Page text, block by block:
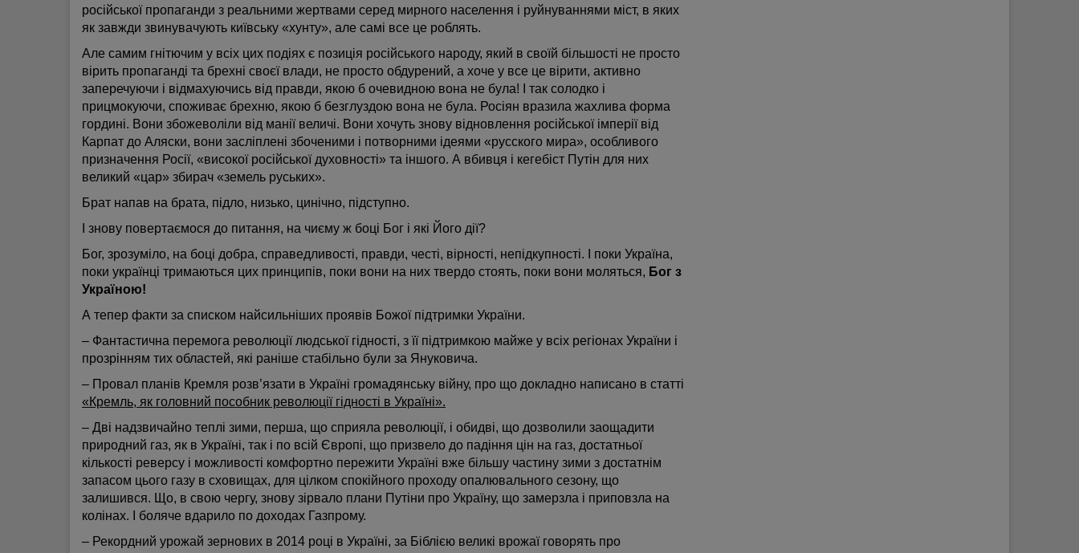
російської пропаганди з реальними жертвами серед мирного населення і руйнуваннями міст, в яких
як завжди звинувачують київську «хунту», але самі все це роблять.
Але самим гнітючим у всіх цих подіях є позиція російського народу, який в своїй більшості не просто
вірить пропаганді та брехні своєї влади, не просто обдурений, а хоче у все це вірити, активно
заперечуючи і відмахуючись від правди, якою б очевидною вона не була! І так солодко і
прицмокуючи, споживає брехню, якою б безглуздою вона не була. Росіян вразила жахлива форма
гордині. Вони збожеволіли від манії величі. Вони хочуть знову відновлення російської імперії від
Карпат до Аляски, вони засліплені збоченими і потворними ідеями «русского мира», особливого
призначення Росії, «високої російської духовності» та іншого. А вбивця і кегебіст Путін для них
великий «цар» збирач «земель руських».
Брат напав на брата, підло, низько, цинічно, підступно.
І знову повертаємося до питання, на чиєму ж боці Бог і які Його дії?
Бог, зрозуміло, на боці добра, справедливості, правди, честі, вірності, непідкупності. І поки Україна,
поки українці тримаються цих принципів, поки вони на них твердо стоять, поки вони моляться, Бог з
Україною!
А тепер факти за списком найсильніших проявів Божої підтримки України.
– Фантастична перемога революції людської гідності, з її підтримкою майже у всіх регіонах України і
прозрінням тих областей, які раніше стабільно були за Януковича.
– Провал планів Кремля розв’язати в Україні громадянську війну, про що докладно написано в статті
«Кремль, як головний пособник революції гідності в Україні».
– Дві надзвичайно теплі зими, перша, що сприяла революції, і обидві, що дозволили заощадити
природний газ, як в Україні, так і по всій Європі, що призвело до падіння цін на газ, достатньої
кількості реверсу і можливості комфортно пережити Україні вже більшу частину зими з достатнім
запасом цього газу в сховищах, для цілком спокійного проходу опалювального сезону, що
залишився. Що, в свою чергу, знову зірвало плани Путіни про Україну, що замерзла і приповзла на
колінах. І боляче вдарило по доходах Газпрому.
– Рекордний урожай зернових в 2014 році в Україні, за Біблією великі врожаї говорять про